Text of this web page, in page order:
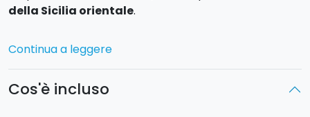
della Sicilia orientale.
Immersione da barca:
scuba diving per la prima volta.
spiegati i fondamentali della respirazione e dell’utilizzo
Continua a leggere
Cos'è incluso